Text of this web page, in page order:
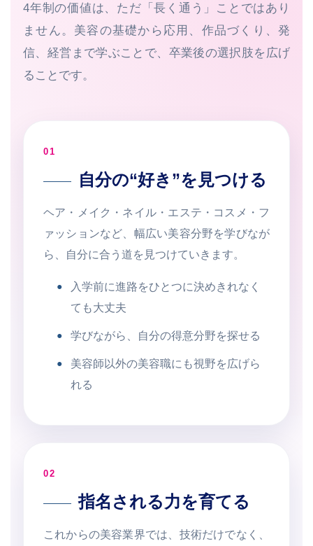
4年制の価値は、ただ「長く通う」ことではあり
ません。美容の基礎から応用、作品づくり、発
信、経営まで学ぶことで、卒業後の選択肢を広げ
ることです。
01
自分の“好き”を見つける
ヘア・メイク・ネイル・エステ・コスメ・フ
ァッションなど、幅広い美容分野を学びなが
ら、自分に合う道を見つけていきます。
入学前に進路をひとつに決めきれなく
ても大丈夫
学びながら、自分の得意分野を探せる
美容師以外の美容職にも視野を広げら
れる
02
指名される力を育てる
これからの美容業界では、技術だけでなく、